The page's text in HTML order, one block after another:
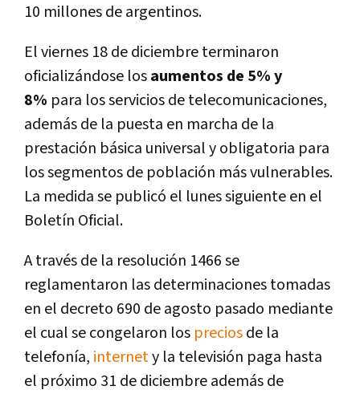
10 millones de argentinos.
El viernes 18 de diciembre terminaron
oficializándose losaumentos de 5% y
8% para los servicios de telecomunicaciones,
además de la puesta en marcha de la
prestación básica universal y obligatoria para
los segmentos de población más vulnerables.
La medida se publicó el lunes siguiente en el
Boletín Oficial.
A través de la resolución 1466 se
reglamentaron las determinaciones tomadas
en el decreto 690 de agosto pasado mediante
el cual se congelaron los preciosde la
telefonía, internety la televisión paga hasta
el próximo 31 de diciembre además de